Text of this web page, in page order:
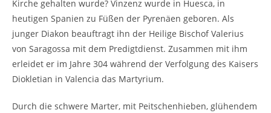
Kirche gehalten wurde? Vinzenz wurde in Huesca, in
heutigen Spanien zu Füßen der Pyrenäen geboren. Als
junger Diakon beauftragt ihn der Heilige Bischof Valerius
von Saragossa mit dem Predigtdienst. Zusammen mit ihm
erleidet er im Jahre 304 während der Verfolgung des Kaisers
Diokletian in Valencia das Martyrium.
Durch die schwere Marter, mit Peitschenhieben, glühendem